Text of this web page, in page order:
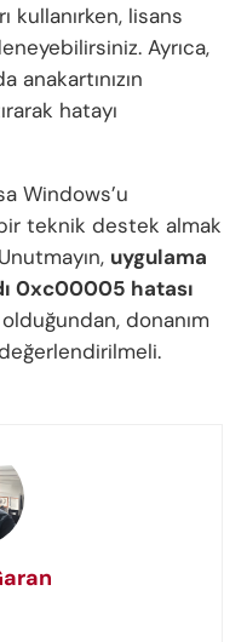
kullanırken, lisans
Ayrıca,
anakartınızın
hatayı
Windows’u
teknik destek almak
uygulama
0xc00005 hatası
donanım